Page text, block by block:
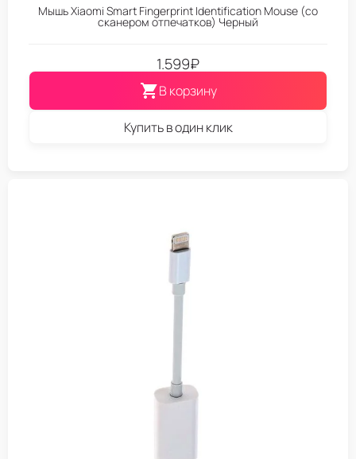
Мышь Xiaomi Smart Fingerprint Identification Mouse (со
сканером отпечатков) Черный
1.599₽
В корзину
Купить в один клик